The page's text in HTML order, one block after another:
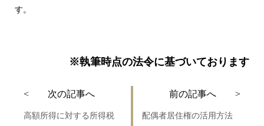
す。
※執筆時点の法令に基づいております
次
の
< 次の記事へ
高額所得に対する所得税
去
前の記事へ >
配偶者居住権の活用方法